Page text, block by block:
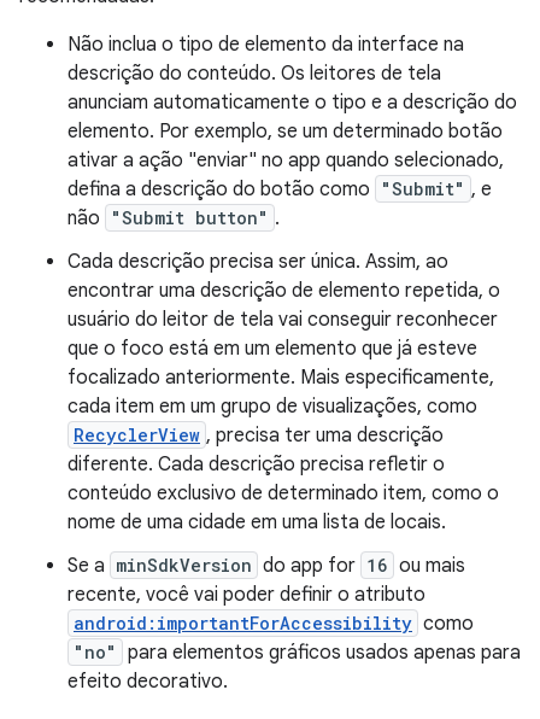
Não inclua o tipo de elemento da interface na
descrição do conteúdo. Os leitores de tela
anunciam automaticamente o tipo e a descrição do
elemento. Por exemplo, se um determinado botão
ativar a ação "enviar" no app quando selecionado,
defina a descrição do botão como
"Submit" , e
não
"Submit button" .
Cada descrição precisa ser única. Assim, ao
encontrar uma descrição de elemento repetida, o
usuário do leitor de tela vai conseguir reconhecer
que o foco está em um elemento que já esteve
focalizado anteriormente. Mais especificamente,
cada item em um grupo de visualizações, como
RecyclerView , precisa ter uma descrição
diferente. Cada descrição precisa refletir o
conteúdo exclusivo de determinado item, como o
nome de uma cidade em uma lista de locais.
Se a minSdkVersion do app for 16 ou mais
recente, você vai poder definir o atributo
android:importantForAccessibility como
"no"
para elementos gráficos usados apenas para
efeito decorativo.